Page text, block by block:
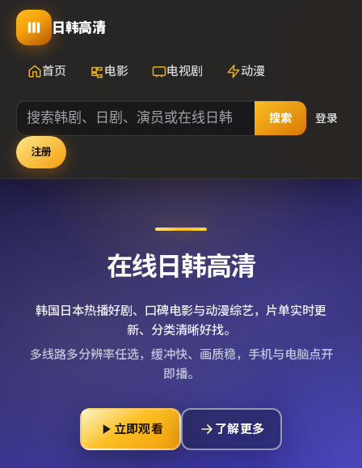
日韩高清
首页 电影 电视剧 动漫
搜索 登录
注册
在线日韩高清
韩国日本热播好剧、口碑电影与动漫综艺，片单实时更
新、分类清晰好找。
多线路多分辨率任选，缓冲快、画质稳，手机与电脑点开
即播。
立即观看 了解更多